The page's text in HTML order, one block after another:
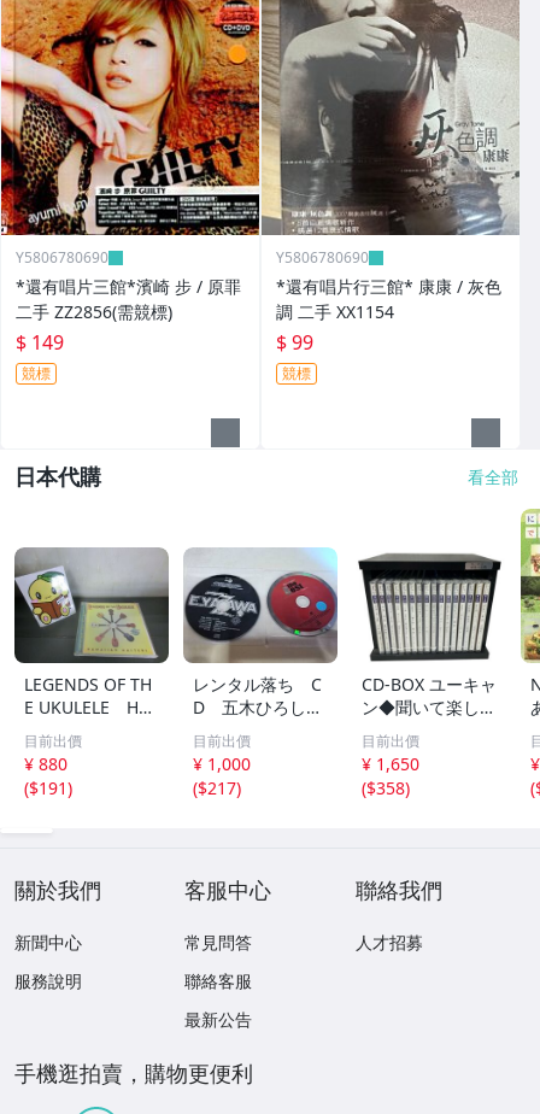
Y5806780690
*還有唱片三館*濱崎 步 / 原罪
二手 ZZ2856(需競標)
$ 149
競標
Y5806780690
*還有唱片行三館* 康康 / 灰色
調 二手 XX1154
$ 99
競標
日本代購 看全部
LEGENDS OF TH
E UKULELE HA
WAIIAN MASTER
S ウクレレ ハワ
イ 169
目前出價
¥ 880
($191)
レンタル落ち C
D 五木ひろし
高橋真梨子 他
中古品
目前出價
¥ 1,000
($217)
CD-BOX ユーキャ
ン◆聞いて楽しむ
日本の名作 第1巻
～第16巻 未開封
品混在 木箱付き
目前出價
¥ 1,650
($358)
(
關於我們
新聞中心
服務說明
客服中心
常見問答
聯絡客服
最新公告
聯絡我們
人才招募
手機逛拍賣，購物更便利